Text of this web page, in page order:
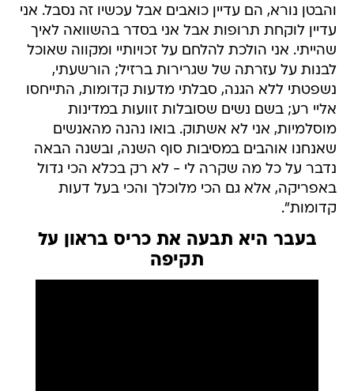
והבטן נורא, הם עדיין כואבים אבל עכשיו זה נסבל. אני
עדיין לוקחת תרופות אבל אני בסדר בהשוואה לאיך
שהייתי. אני הולכת להלחם על זכויותיי ומקווה שאוכל
לבנות על עזרתה של שגרירות ברזיל; הורשעתי,
נשפטתי ללא הגנה, סבלתי מדעות קדומות, התייחסו
אליי רע; בשם נשים שסובלות זוועות במדינות
מוסלמיות, אני לא אשתוק. בואו נהנה מהאנשים
שאנחנו אוהבים במסיבות סוף השנה, ובשנה הבאה
נדבר על כל מה שקרה לי - לא רק בכלא הכי גדול
באפריקה, אלא גם הכי מלוכלך והכי בעל דעות
קדומות".
בעבר היא תבעה את כריס בראון על
תקיפה